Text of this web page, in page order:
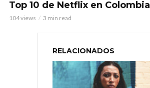
Top 10 de Netflix en Colombia
104 views 3 min read
RELACIONADOS